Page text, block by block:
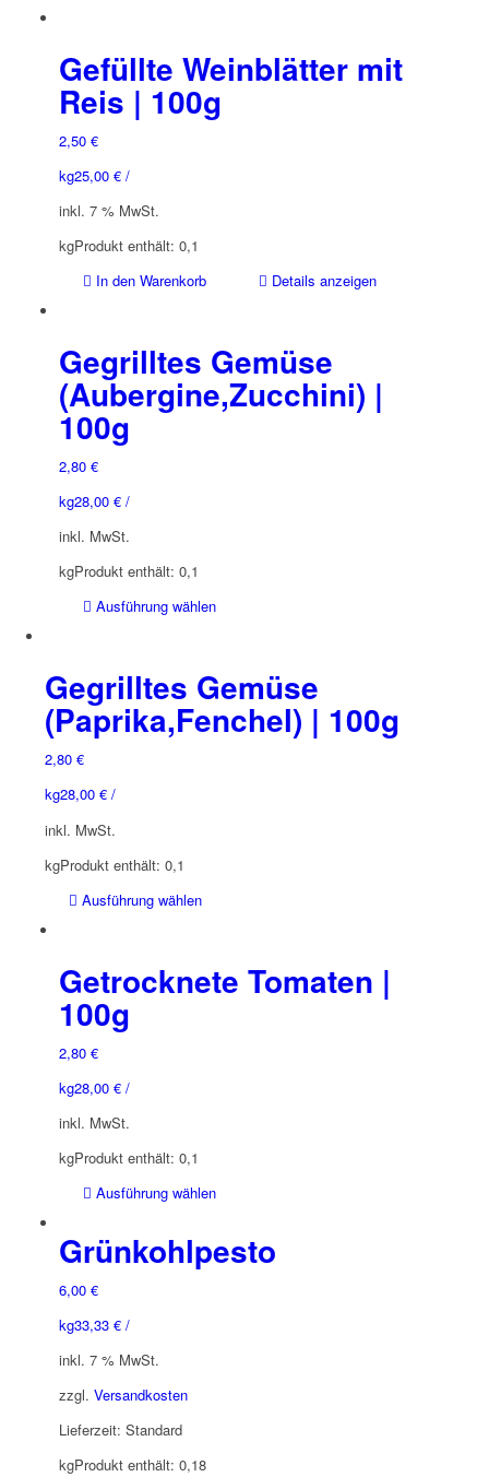
Gefüllte Weinblätter mit
Reis | 100g
2,50 €
25,00 €/
kg
inkl. 7 % MwSt.
Produkt enthält: 0,1
kg
In den Warenkorb
Details anzeigen
Gegrilltes Gemüse
(Aubergine,Zucchini) |
100g
2,80 €
28,00 €/
kg
inkl. MwSt.
Produkt enthält: 0,1
kg
Ausführung wählen
mehrere
Varianten
auf.
Gegrilltes Gemüse
(Paprika,Fenchel) | 100g
2,80 €
28,00 €/
kg
inkl. MwSt.
Produkt enthält: 0,1
kg
Ausführung wählen
mehrere
Varianten
Getrocknete Tomaten |
100g
2,80 €
28,00 €/
kg
inkl. MwSt.
Produkt enthält: 0,1
kg
Ausführung wählen
mehrere
Grünkohlpesto
6,00 €
33,33 €/
kg
inkl. 7 % MwSt.
zzgl. Versandkosten
Lieferzeit: Standard
Produkt enthält: 0,18
kg